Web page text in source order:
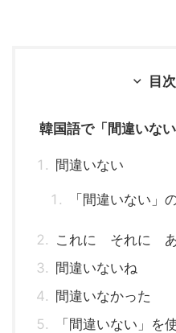
目次
韓国語で「間違いな
間違いない
「間違いない」
これに それに
間違いないね
間違いなかった
「間違いない」を